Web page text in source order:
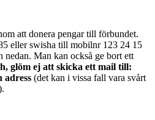
att donera pengar till förbundet.
eller swisha till mobilnr 123 24 15
Man kan också ge bort ett
glöm ej att skicka ett mail till:
adress (det kan i vissa fall vara svårt